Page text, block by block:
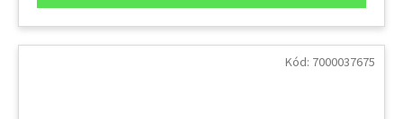
Kód: 7000037675